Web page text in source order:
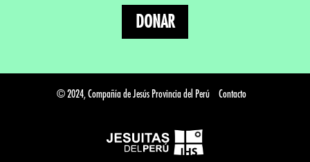
DONAR
© 2024, Compañía de Jesús Provincia del Perú Contacto